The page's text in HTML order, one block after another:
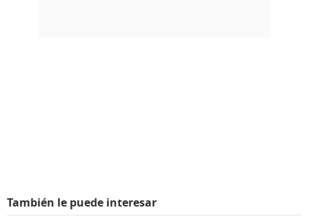
También le puede interesar